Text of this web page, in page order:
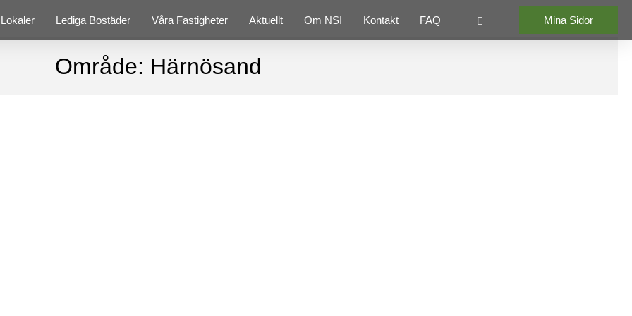
Lediga Bostäder Våra Fastigheter Aktuellt Om NSI Kontakt FAQ Mina Sidor
Område: Härnösand